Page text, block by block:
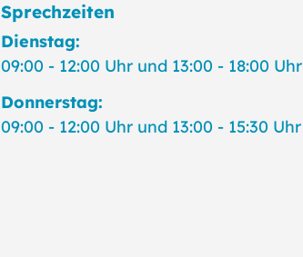
Sprechzeiten
Dienstag:
09:00 - 12:00 Uhr und 13:00 - 18:00 Uhr
Donnerstag:
09:00 - 12:00 Uhr und 13:00 - 15:30 Uhr